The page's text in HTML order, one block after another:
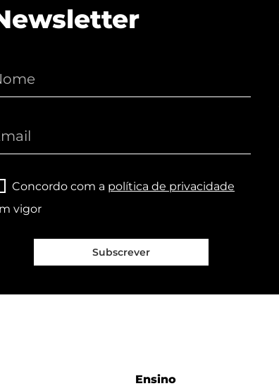
Concordo com a política de privacidade
vigor
Subscrever
Ensino